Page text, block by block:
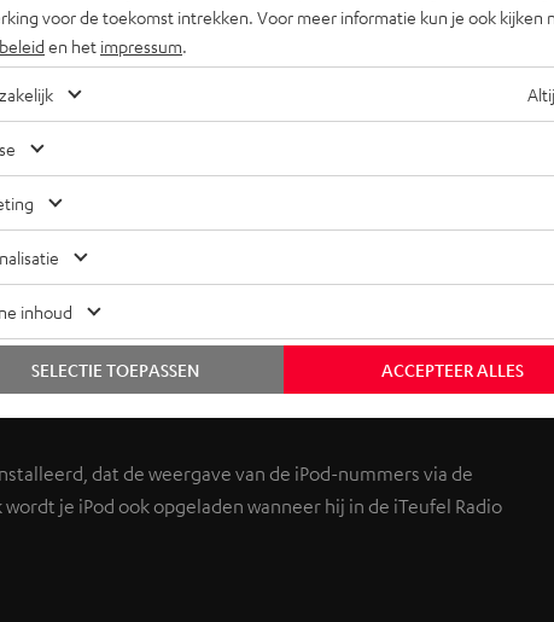
goed geluid, radiowekker met goed geluid, iPod dock met
uit de goede oude tijd: FM-ontvang in zuivere kwaliteit, ook
dat de weergave van de iPod-nummers via de
je iPod ook opgeladen wanneer hij in de iTeufel Radio
voor de toekomst intrekken. Voor meer informatie kun je ook kijken
en het impressum
inhoud
ACCEPTEER ALLES
SELECTIE TOEPASSEN